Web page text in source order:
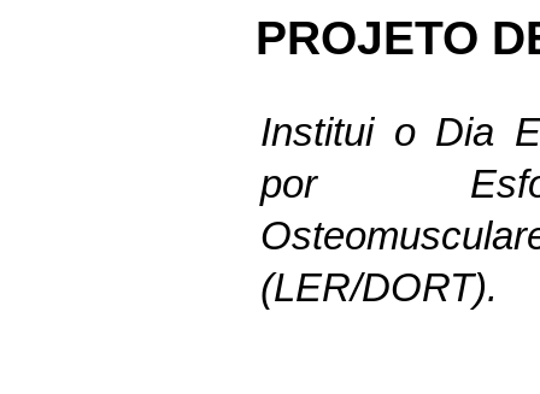
PROJETO
Institui o Dia
por
(LER/DORT).